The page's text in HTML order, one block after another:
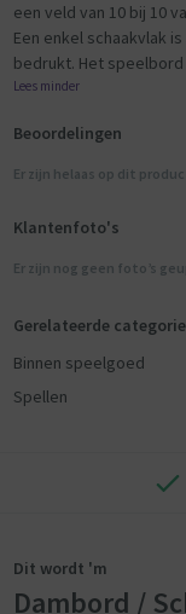
een veld van 10 bij 10
Een enkel schaakvlak
bedrukt. Het
Lees minder
Beoordelingen
Er zijn helaas op dit
Klantenfoto's
Er zijn nog geen foto’s
Gerelateerde
Binnen speelgoed
Spellen
Dit wordt 'm
Dambord /